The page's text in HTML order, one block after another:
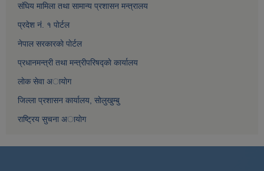
संघिय मामिला तथा सामान्य प्रशासन मन्त्रालय
प्रदेश नं. १ पाेर्टल
नेपाल सरकारकाे पाेर्टल
प्रधानमन्त्री तथा मन्त्रीपरिषद्काे कार्यालय
लाेक सेवा अायाेग
जिल्ला प्रशासन कार्यालय, साेलुखुम्बु
राष्ट्रिय सुचना अायाेग